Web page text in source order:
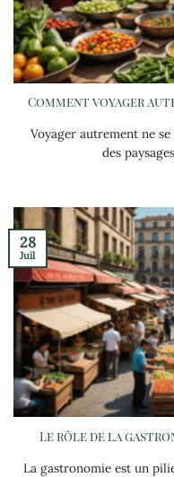
Comment voyager
Voyager autrement ne
des
Le rôle de la
La gastronomie est un
28
Juil